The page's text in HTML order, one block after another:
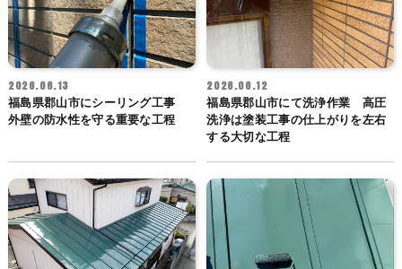
2026.06.13
福島県郡山市にシーリング工事
外壁の防水性を守る重要な工程
2026.06.12
福島県郡山市にて洗浄作業 高圧
洗浄は塗装工事の仕上がりを左右
する大切な工程